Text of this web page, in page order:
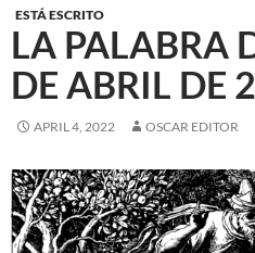
ESTÁ ESCRITO
LA PALABRA
DE ABRIL DE
APRIL 4, 2022 OSCAR EDITOR